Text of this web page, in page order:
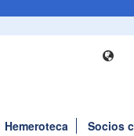
Hemeroteca
Socios